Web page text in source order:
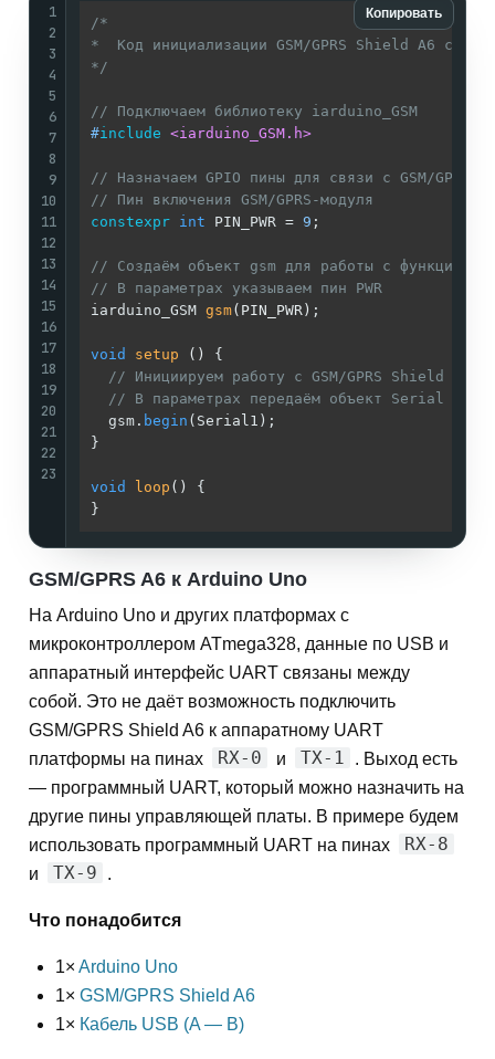
Копировать
1
2
3
4
5
6
7
8
9
10
11
12
13
14
15
16
17
18
19
20
21
22
23
/*
*  Код инициализации GSM/GPRS Shield A6 с
*/
// Подключаем библиотеку iarduino_GSM
#include <iarduino_GSM.h>
// Назначаем GPIO пины для связи с GSM/GPRS
// Пин включения GSM/GPRS-модуля
constexpr int PIN_PWR = 9 ;
// Создаём объект gsm для работы с функциями
// В параметрах указываем пин PWR
iarduino_GSM gsm(PIN_PWR) ;
void setup ()
{
// Инициируем работу с GSM/GPRS Shield A6
// В параметрах передаём объект Serial к
  gsm.
begin (Serial1);
}
void loop ()
{
GSM/GPRS A6 к Arduino Uno
На Arduino Uno и других платформах с
микроконтроллером ATmega328, данные по USB и
аппаратный интерфейс UART связаны между
собой. Это не даёт возможность подключить
GSM/GPRS Shield A6 к аппаратному UART
платформы на пинах
RX-0 и TX-1
. Выход есть
— программный UART, который можно назначить на
другие пины управляющей платы. В примере будем
использовать программный UART на пинах
RX-8
и TX-9 .
Что понадобится
1× Arduino Uno
1× GSM/GPRS Shield A6
1× Кабель USB (A — B)